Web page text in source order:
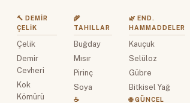
🔨 DEMIR
ÇELIK
Çelik
Demir
Cevheri
Kok
Kömürü
🌾
TAHILLAR
Buğday
Mısır
Pirinç
Soya
☕
🌿 END.
HAMMADDELER
Kauçuk
Selüloz
Gübre
Bitkisel Yağ
🌐 GÜNCEL